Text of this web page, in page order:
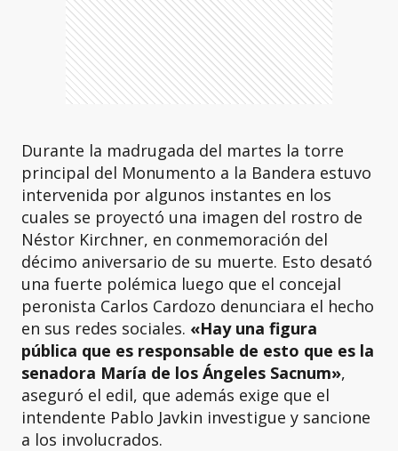
Durante la madrugada del martes la torre
principal del Monumento a la Bandera estuvo
intervenida por algunos instantes en los
cuales se proyectó una imagen del rostro de
Néstor Kirchner, en conmemoración del
décimo aniversario de su muerte. Esto desató
una fuerte polémica luego que el concejal
peronista Carlos Cardozo denunciara el hecho
en sus redes sociales. «Hay una figura
pública que es responsable de esto que es la
senadora María de los Ángeles Sacnum»,
aseguró el edil, que además exige que el
intendente Pablo Javkin investigue y sancione
a los involucrados.